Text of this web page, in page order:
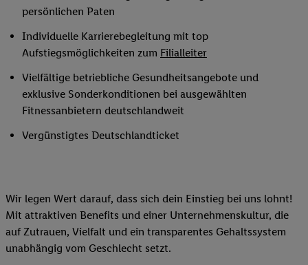
persönlichen Paten
Individuelle Karrierebegleitung mit top
Aufstiegsmöglichkeiten zum Filialleiter
Vielfältige betriebliche Gesundheitsangebote und
exklusive Sonderkonditionen bei ausgewählten
Fitnessanbietern deutschlandweit
Vergünstigtes Deutschlandticket
Wir legen Wert darauf, dass sich dein Einstieg bei uns lohnt!
Mit attraktiven Benefits und einer Unternehmenskultur, die
auf Zutrauen, Vielfalt und ein transparentes Gehaltssystem
unabhängig vom Geschlecht setzt.